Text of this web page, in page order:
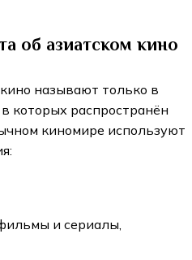
об азиатском кино
называют только в
которых распространён
киномире используют
и сериалы,